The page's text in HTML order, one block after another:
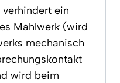
ein
Mahlwerk (wird
mechanisch
wird beim